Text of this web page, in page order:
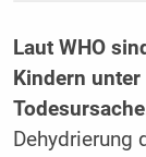
Laut WHO
Kindern
Dehydrierung